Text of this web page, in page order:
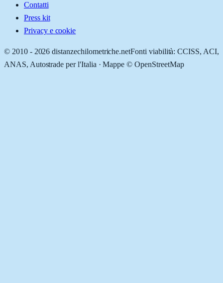
Contatti
Press kit
Privacy e cookie
© 2010 - 2026 distanzechilometriche.netFonti viabilità: CCISS, ACI,
ANAS, Autostrade per l'Italia · Mappe © OpenStreetMap